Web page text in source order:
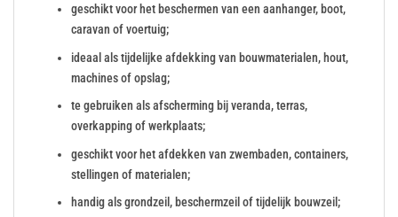
geschikt voor het beschermen van een aanhanger, boot,
caravan of voertuig;
ideaal als tijdelijke afdekking van bouwmaterialen, hout,
machines of opslag;
te gebruiken als afscherming bij veranda, terras,
overkapping of werkplaats;
geschikt voor het afdekken van zwembaden, containers,
stellingen of materialen;
handig als grondzeil, beschermzeil of tijdelijk bouwzeil;